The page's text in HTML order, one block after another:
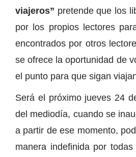
viajeros” pretende que los
por los propios lectores
encontrados por otros
se ofrece la oportunidad de
el punto para que sigan
Será el próximo jueves 24
del mediodía, cuando se
a partir de ese momento,
manera indefinida por